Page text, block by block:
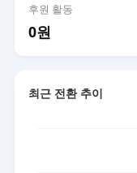
후원 활동
0원
최근 전환 추이